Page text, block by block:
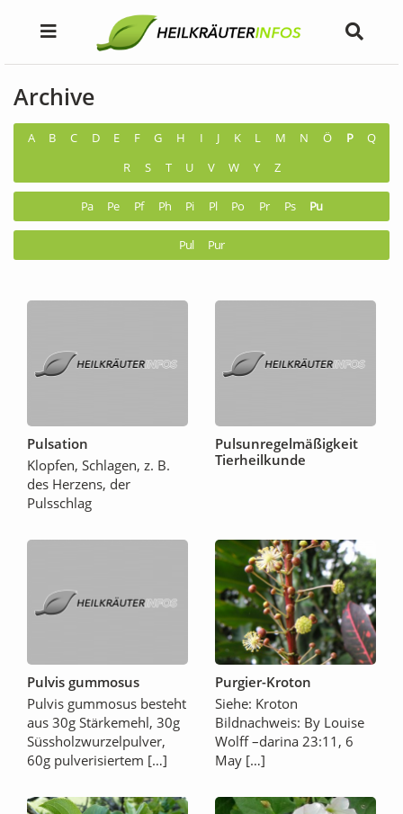
Archive
A B C D E F G H I J K L M N Ö P
Q
R
S T U V W Y Z
Pa Pe Pf Ph Pi Pl Po Pr Ps Pu
Pul Pur
Pulsation
Klopfen, Schlagen, z. B.
des Herzens, der
Pulsschlag
Pulsunregelmäßigkeit
Tierheilkunde
Pulvis gummosus
Pulvis gummosus besteht
aus 30g Stärkemehl, 30g
Süssholzwurzelpulver,
60g pulverisiertem […]
Purgier-Kroton
Siehe: Kroton
Bildnachweis: By Louise
Wolff –darina 23:11, 6
May […]